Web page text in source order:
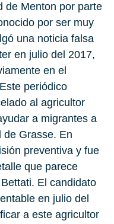
de Menton por parte
por ser muy
una noticia falsa
en julio del 2017,
en el
periódico
al agricultor
a migrantes a
de Grasse. En
preventiva y fue
que parece
El candidato
en julio del
a este agricultor